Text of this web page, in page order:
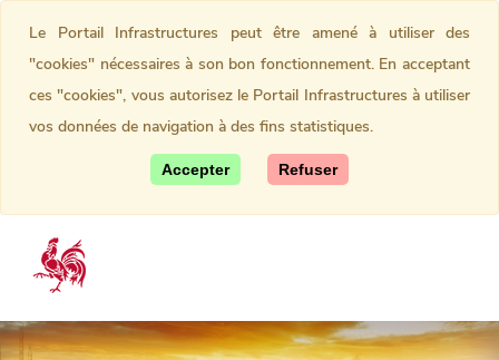
Le Portail Infrastructures peut être amené à utiliser des
"cookies" nécessaires à son bon fonctionnement. En acceptant
ces "cookies", vous autorisez le Portail Infrastructures à utiliser
vos données de navigation à des fins statistiques.
Accepter Refuser